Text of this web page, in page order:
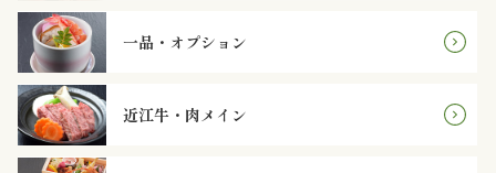
2,999
円
3,000
一品・オプション
近江牛・肉メイン